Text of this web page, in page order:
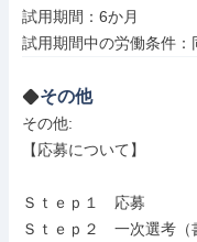
試用期間：6か月
試用期間中の労働条件：
その他
その他:
【応募について】
Ｓｔｅｐ１　応募
Ｓｔｅｐ２　一次選考（